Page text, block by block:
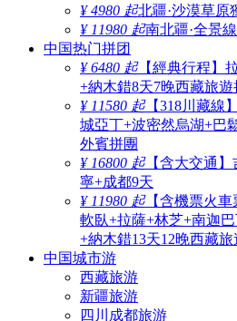
¥ 4980 起北疆·沙漠草原
¥ 11980 起南北疆·全景
中国热门拼团
¥ 6480 起【經典行程】
+納木錯8天7晚西藏旅遊
¥ 11580 起【318川藏線
城亞丁+波密然烏湖+巴
外賓拼團
¥ 16800 起【含大交通
寧+成都9天
¥ 11980 起【含機票火車
軟臥+拉薩+林芝+南迦
+納木錯13天12晚西藏旅
中国城市游
西藏旅游
新疆旅游
四川成都旅游